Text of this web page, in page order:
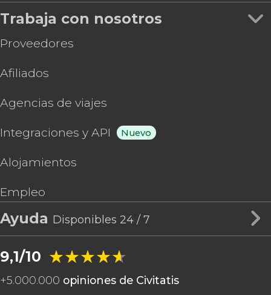
Trabaja con nosotros
Proveedores
Afiliados
Agencias de viajes
Integraciones y API Nuevo
Alojamientos
Empleo
Ayuda Disponibles 24 / 7
9,1/10 ★★★★★
★★★★★
+5.000.000 opiniones de Civitatis